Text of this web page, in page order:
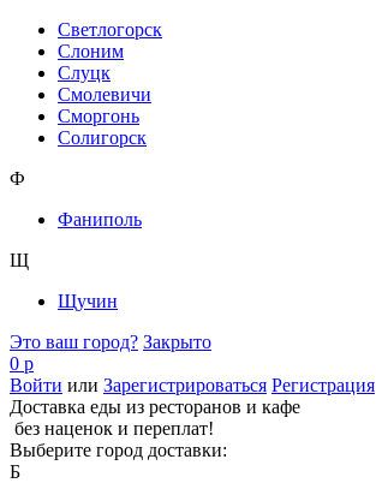
Светлогорск
Слоним
Слуцк
Смолевичи
Сморгонь
Солигорск
Ф
Фаниполь
Щ
Щучин
Это ваш город? Закрыто
0 р
Войти или Зарегистрироваться Регистрация
Доставка еды из ресторанов и кафе
без наценок и переплат!
Выберите город доставки:
Б